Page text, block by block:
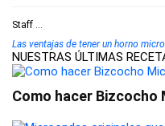
Staff ...
Las ventajas de tener un horno
NUESTRAS ÚLTIMAS
Como hacer Bizcocho